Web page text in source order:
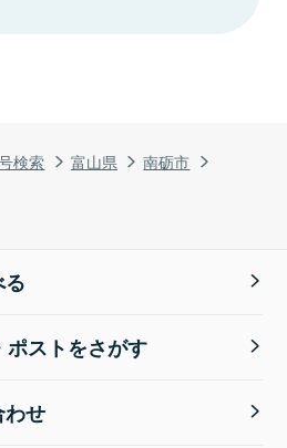
検索 富山県
南砺市
ストをさがす
せ